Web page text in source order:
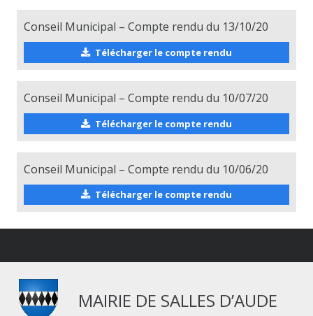
Conseil Municipal – Compte rendu du 13/10/20
Télécharger le compte rendu
Conseil Municipal – Compte rendu du 10/07/20
Télécharger le compte rendu
Conseil Municipal – Compte rendu du 10/06/20
Télécharger le compte rendu
MAIRIE DE SALLES D’AUDE